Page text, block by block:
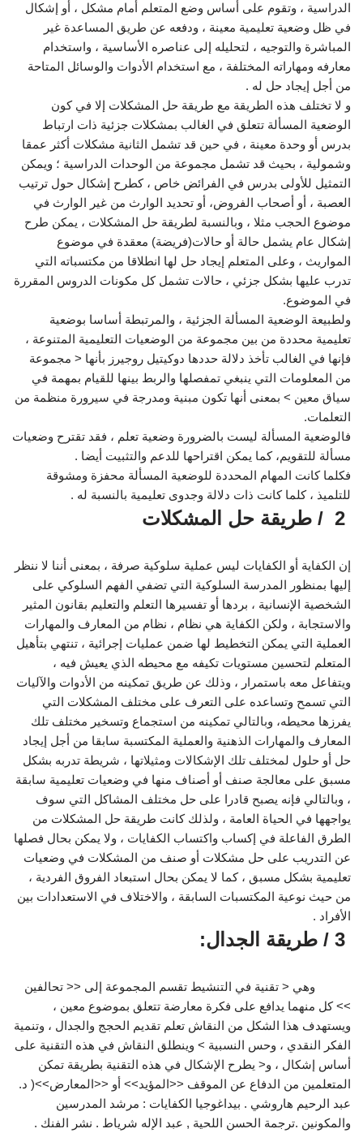
الدراسية ، وتقوم على أساس وضع المتعلم أمام مشكل ، أو إشكال
في ظل وضعية تعليمية معينة ، ودفعه عن طريق المساعدة غير
المباشرة والتوجيه ، لتحليله إلى عناصره الأساسية ، واستخدام
معارفه ومهاراته المختلفة ، مع استخدام الأدوات والوسائل المتاحة
من أجل إيجاد حل له .
و لا تختلف هذه الطريقة مع طريقة حل المشكلات إلا في كون
الوضعية المسألة تتعلق في الغالب بمشكلات جزئية ذات ارتباط
بدرس أو وحدة معينة ، في حين قد تشمل الثانية مشكلات أكثر عمقا
وشمولية ، بحيث قد تشمل مجموعة من الوحدات الدراسية ؛ ويمكن
التمثيل للأولى بدرس في الفرائض خاص ، كطرح إشكال حول ترتيب
العصبة ، أو أصحاب الفروض، أو تحديد الوارث من غير الوارث في
موضوع الحجب مثلا ، وبالنسبة لطريقة حل المشكلات ، يمكن طرح
إشكال عام يشمل حالة أو حالات(فريضة) معقدة في موضوع
المواريث ، وعلى المتعلم إيجاد حل لها انطلاقا من مكتسباته التي
تدرب عليها بشكل جزئي ، حالات تشمل كل مكونات الدروس المقررة
في الموضوع.
ولطبيعة الوضعية المسألة الجزئية ، والمرتبطة أساسا بوضعية
تعليمية محددة من بين مجموعة من الوضعيات التعليمية المتنوعة ،
فإنها في الغالب تأخذ دلالة حددها دوكيتيل روجيرز بأنها < مجموعة
من المعلومات التي ينبغي تمفصلها والربط بينها للقيام بمهمة في
سياق معين > بمعنى أنها تكون مبنية ومدرجة في سيرورة منظمة من
التعلمات.
فالوضعية المسألة ليست بالضرورة وضعية تعلم ، فقد تقترح وضعيات
مسألة للتقويم، كما يمكن اقتراحها للدعم والتثبيت أيضا .
فكلما كانت المهام المحددة للوضعية المسألة محفزة ومشوقة
للتلميذ ، كلما كانت ذات دلالة وجدوى تعليمية بالنسبة له .
إن الكفاية أو الكفايات ليس عملية سلوكية صرفة ، بمعنى أننا لا ننظر
إليها بمنظور المدرسة السلوكية التي تضفي الفهم السلوكي على
الشخصية الإنسانية ، بردها أو تفسيرها التعلم والتعليم بقانون المثير
والاستجابة ، ولكن الكفاية هي نظام ، نظام من المعارف والمهارات
العملية التي يمكن التخطيط لها ضمن عمليات إجرائية ، تنتهي بتأهيل
المتعلم لتحسين مستويات تكيفه مع محيطه الذي يعيش فيه ،
ويتفاعل معه باستمرار ، وذلك عن طريق تمكينه من الأدوات والآليات
التي تسمح وتساعده على التعرف على مختلف المشكلات التي
يفرزها محيطه، وبالتالي تمكينه من استجماع وتسخير مختلف تلك
المعارف والمهارات الذهنية والعملية المكتسبة سابقا من أجل إيجاد
حل أو حلول لمختلف تلك الإشكالات ومثيلاتها ، شريطة تدربه بشكل
مسبق على معالجة صنف أو أصناف منها في وضعيات تعليمية سابقة
، وبالتالي فإنه يصبح قادرا على حل مختلف المشاكل التي سوف
يواجهها في الحياة العامة ، ولذلك كانت طريقة حل المشكلات من
الطرق الفاعلة في إكساب واكتساب الكفايات ، ولا يمكن بحال فصلها
عن التدريب على حل مشكلات أو صنف من المشكلات في وضعيات
تعليمية بشكل مسبق ، كما لا يمكن بحال استبعاد الفروق الفردية ،
من حيث نوعية المكتسبات السابقة ، والاختلاف في الاستعدادات بين
الأفراد .
وهي < تقنية في التنشيط تقسم المجموعة إلى << تحالفين
>> كل منهما يدافع على فكرة معارضة تتعلق بموضوع معين ،
ويستهدف هذا الشكل من النقاش تعلم تقديم الحجج والجدال ، وتنمية
الفكر النقدي ، وحس النسبية > وينطلق النقاش في هذه التقنية على
أساس إشكال ، و< يطرح الإشكال في هذه التقنية بطريقة تمكن
المتعلمين من الدفاع عن الموقف <<المؤيد>> أو <<المعارض>>( د.
عبد الرحيم هاروشي . بيداغوجيا الكفايات : مرشد المدرسين
والمكونين .ترجمة الحسن اللحية , عبد الإله شرياط . نشر الفنك .